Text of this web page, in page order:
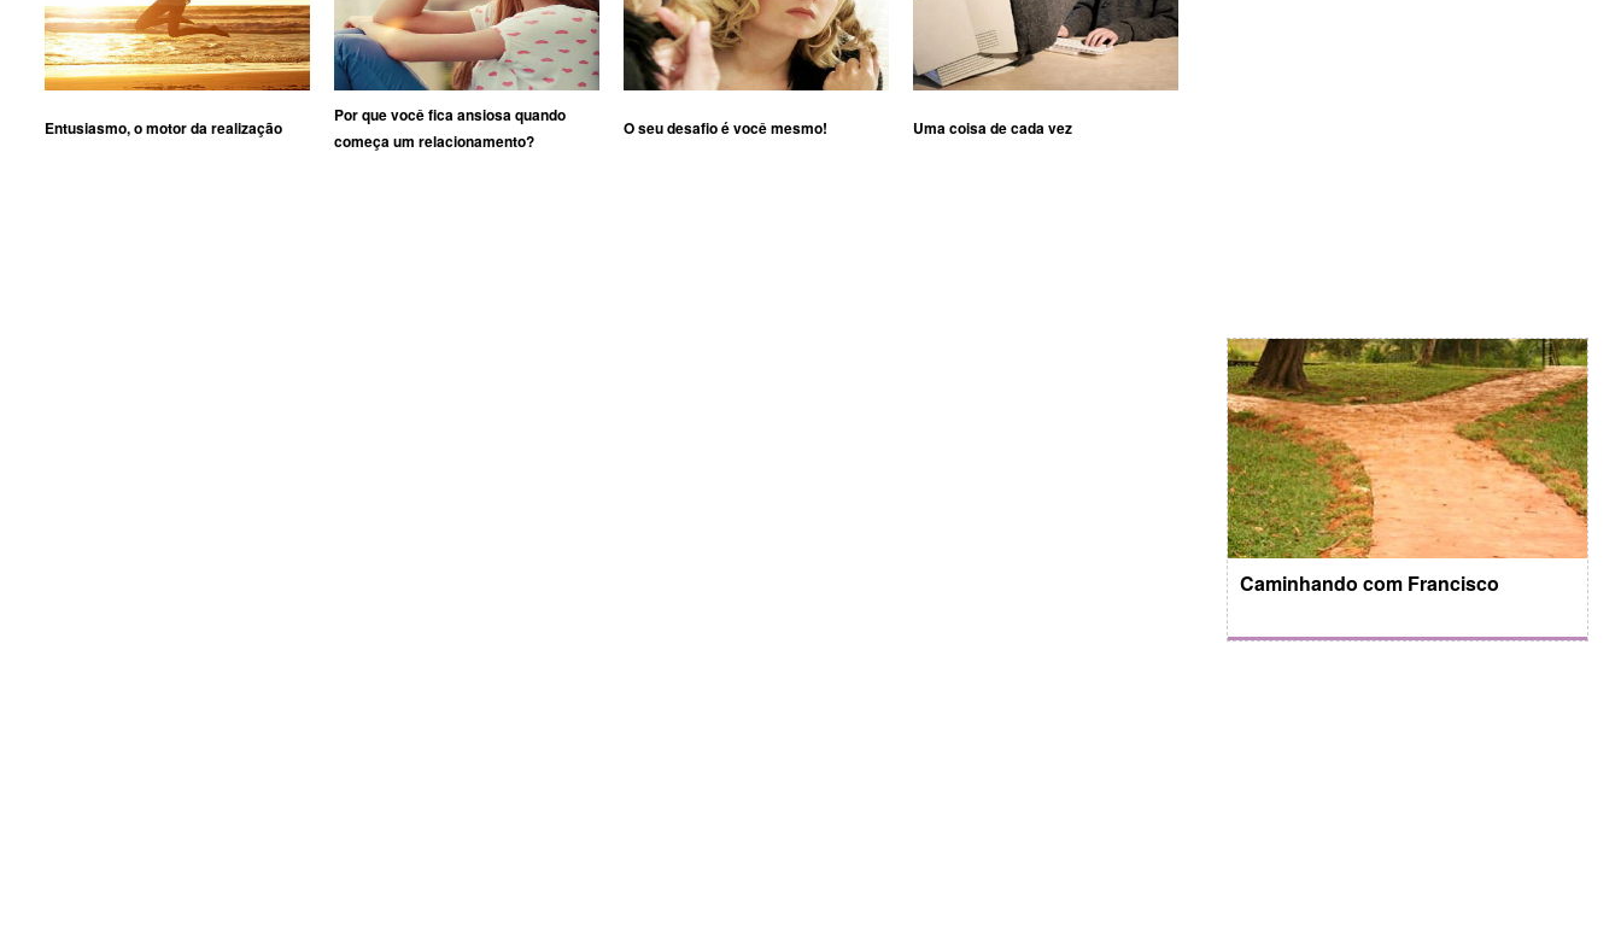
Entusiasmo, o motor da realização
Por que você fica ansiosa quando
começa um relacionamento?
O seu desafio é você mesmo! Uma coisa de cada vez
Caminhando com Francisco